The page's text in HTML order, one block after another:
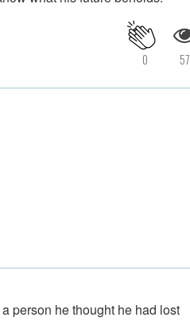
57
0
person he thought he had lost